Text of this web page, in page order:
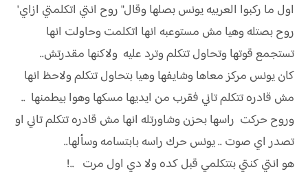
اول ما ركبوا العربيه يونس بصلها وقال" روح انتي اتكلمتي ازاي'
روح بصتله وهيا مش مستوعبه انها اتكلمت وحاولت انها
تستجمع قوتها وتحاول تتكلم وترد عليه ولاكنها مقدرتش..
كان يونس مركز معاها وشايفها وهيا بتحاول تتكلم ولاحظ انها
مش قادره تتكلم تاني فقرب من ايديها مسكها وهوا بيطمنها ..
وروح حركت راسها بحزن وشاورتله انها مش قادره تتكلم تاني او
تصدر اي صوت .. يونس حرك راسه بابتسامه وسألها..
هو انتي كنتي بتتكلمي قبل كده ولا دي اول مرت ..!